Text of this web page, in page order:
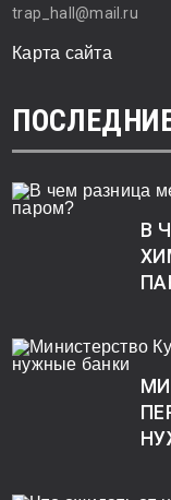
trap_hall@mail.ru
Карта сайта
В